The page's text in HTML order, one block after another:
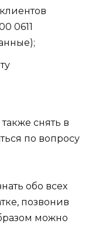
0611
снять в
по вопросу
обо всех
позвонив
можно